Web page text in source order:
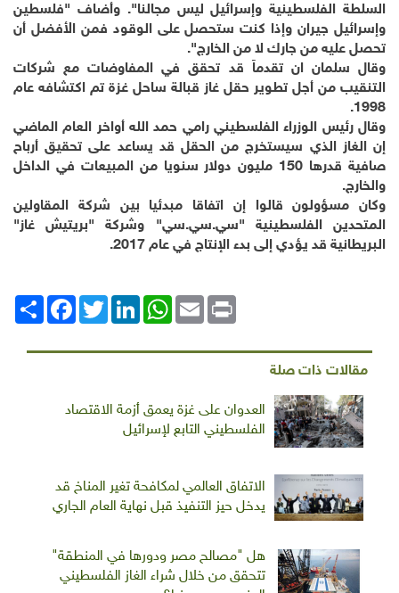
السلطة الفلسطينية وإسرائيل ليس مجالنا". وأضاف "فلسطين
وإسرائيل جيران وإذا كنت ستحصل على الوقود فمن الأفضل أن
تحصل عليه من جارك لا من الخارج".
وقال سلمان ان تقدماً قد تحقق في المفاوضات مع شركات
التنقيب من أجل تطوير حقل غاز قبالة ساحل غزة تم اكتشافه عام
1998.
وقال رئيس الوزراء الفلسطيني رامي حمد الله أواخر العام الماضي
إن الغاز الذي سيستخرج من الحقل قد يساعد على تحقيق أرباح
صافية قدرها 150 مليون دولار سنويا من المبيعات في الداخل
والخارج.
وكان مسؤولون قالوا إن اتفاقا مبدئيا بين شركة المقاولين
المتحدين الفلسطينية "سي.سي.سي" وشركة "بريتيش غاز"
البريطانية قد يؤدي إلى بدء الإنتاج في عام 2017.
انشر
FacebookTwitterLinkedIn
WhatsAppEmail Print
مقالات ذات صلة
العدوان على غزة يعمق أزمة الاقتصاد
الفلسطيني التابع لإسرائيل
الاتفاق العالمي لمكافحة تغير المناخ قد
يدخل حيز التنفيذ قبل نهاية العام الجاري
هل "مصالح مصر ودورها في المنطقة"
تتحقق من خلال شراء الغاز الفلسطيني